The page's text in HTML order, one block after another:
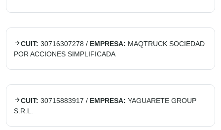
CUIT: 30716307278 / EMPRESA: MAQTRUCK SOCIEDAD
POR ACCIONES SIMPLIFICADA
CUIT: 30715883917 / EMPRESA: YAGUARETE GROUP
S.R.L.